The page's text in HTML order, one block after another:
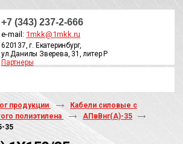
+7 (343) 237-2-666
e-mail: 1mkk@1mkk.ru
620137, г. Екатеринбург,
ул.Данилы Зверева, 31, литер Р
Партнеры
продукции
Кабели силовые с
полиэтилена
АПвВнг(A)-35
35